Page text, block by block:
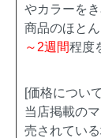
やカラーを
商品のほと
～2週間程度
[価格につい
当店掲載の
売されてい